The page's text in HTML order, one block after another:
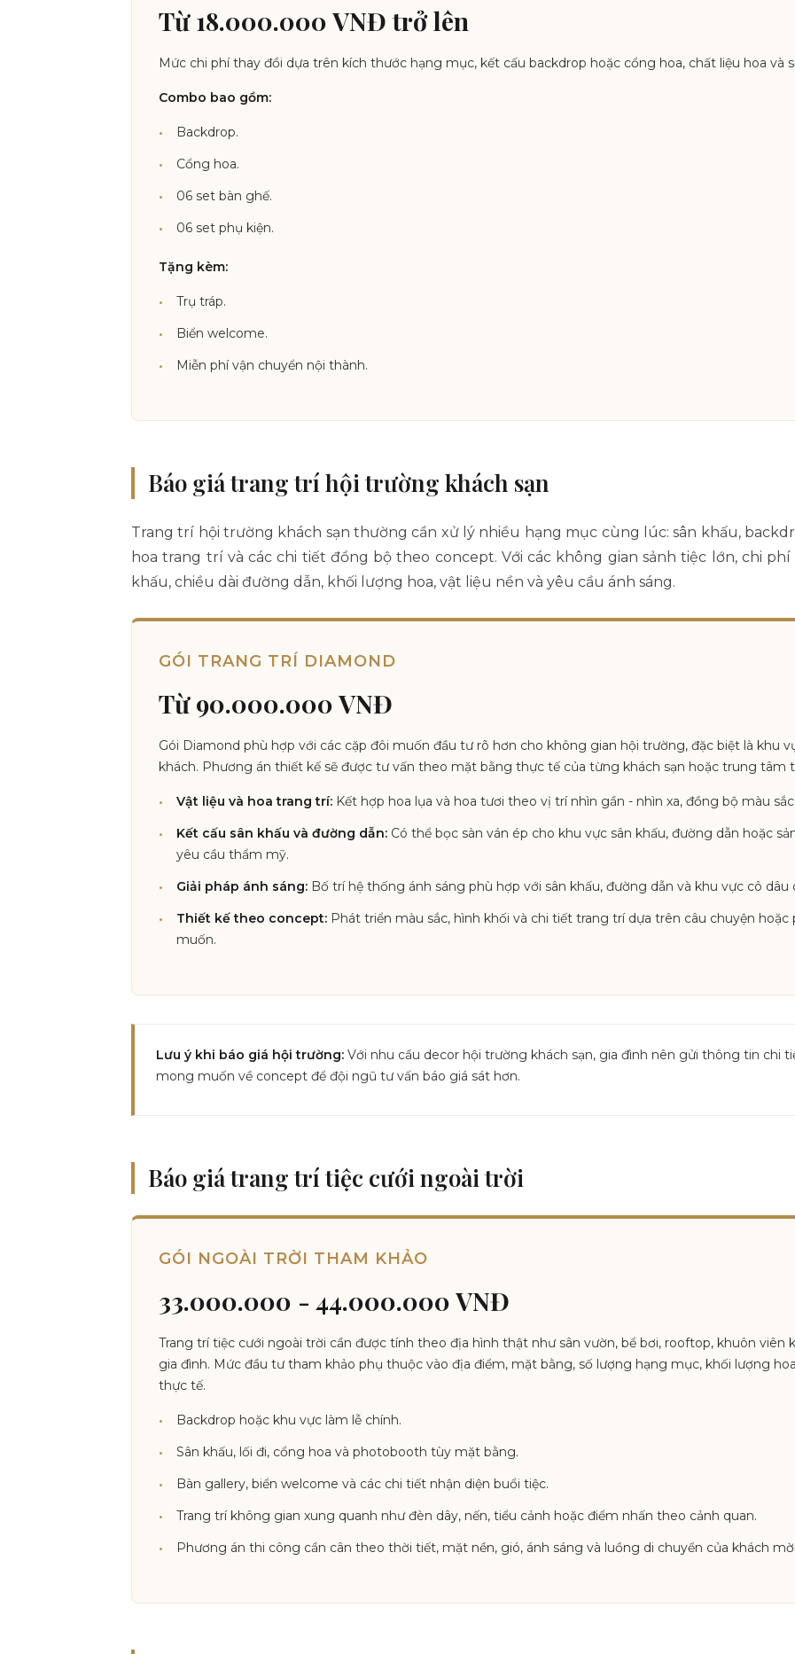
Từ 18.000.000 VNĐ trở lên
Mức chi phí thay đổi dựa trên kích thước hạng mục, kết cấu backdrop hoặc cổng hoa, chất liệu hoa và
Combo bao gồm:
Backdrop.
Cổng hoa.
06 set bàn ghế.
06 set phụ kiện.
Tặng kèm:
Trụ tráp.
Biển welcome.
Miễn phí vận chuyển nội thành.
Báo giá trang trí hội trường khách sạn
Trang trí hội trường khách sạn thường cần xử lý nhiều hạng mục cùng lúc: sân khấu,
hoa trang trí và các chi tiết đồng bộ theo concept. Với các không gian sảnh tiệc lớn, chi
khấu, chiều dài đường dẫn, khối lượng hoa, vật liệu nền và yêu cầu ánh sáng.
GÓI TRANG TRÍ DIAMOND
Từ 90.000.000 VNĐ
Gói Diamond phù hợp với các cặp đôi muốn đầu tư rõ hơn cho không gian hội trường, đặc biệt là khu
khách. Phương án thiết kế sẽ được tư vấn theo mặt bằng thực tế của từng khách sạn hoặc trung tâm
Vật liệu và hoa trang trí: Kết hợp hoa lụa và hoa tươi theo vị trí nhìn gần - nhìn xa, đồng bộ màu
Kết cấu sân khấu và đường dẫn: Có thể bọc sàn ván ép cho khu vực sân khấu, đường dẫn hoặc
yêu cầu thẩm mỹ.
Giải pháp ánh sáng: Bố trí hệ thống ánh sáng phù hợp với sân khấu, đường dẫn và khu vực cô dâu
Thiết kế theo concept: Phát triển màu sắc, hình khối và chi tiết trang trí dựa trên câu chuyện
muốn.
Lưu ý khi báo giá hội trường: Với nhu cầu decor hội trường khách sạn, gia đình nên gửi thông tin chi
mong muốn về concept để đội ngũ tư vấn báo giá sát hơn.
Báo giá trang trí tiệc cưới ngoài trời
GÓI NGOÀI TRỜI THAM KHẢO
33.000.000 - 44.000.000 VNĐ
Trang trí tiệc cưới ngoài trời cần được tính theo địa hình thật như sân vườn, bể bơi, rooftop, khuôn viên
gia đình. Mức đầu tư tham khảo phụ thuộc vào địa điểm, mặt bằng, số lượng hạng mục, khối lượng
thực tế.
Backdrop hoặc khu vực làm lễ chính.
Sân khấu, lối đi, cổng hoa và photobooth tùy mặt bằng.
Bàn gallery, biển welcome và các chi tiết nhận diện buổi tiệc.
Trang trí không gian xung quanh như đèn dây, nến, tiểu cảnh hoặc điểm nhấn theo cảnh quan.
Phương án thi công cần cân theo thời tiết, mặt nền, gió, ánh sáng và luồng di chuyển của khách